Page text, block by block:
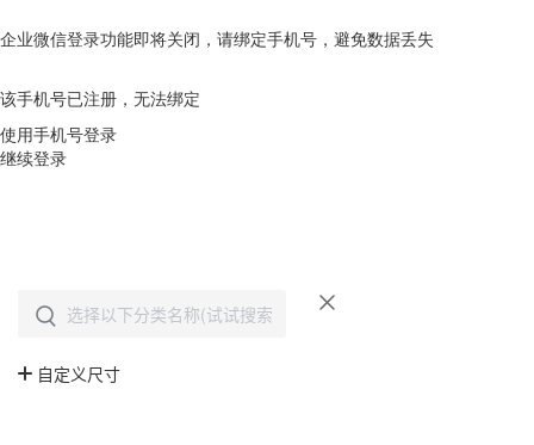
企业微信登录功能即将关闭，请绑定手机号，避免数据丢失
该手机号已注册，无法绑定
使用手机号登录
继续登录